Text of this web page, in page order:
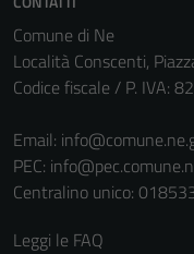
Comune di Ne
Località Conscenti,
Codice fiscale / P. IVA:
Email:
PEC:
Centralino unico:
Leggi le FAQ